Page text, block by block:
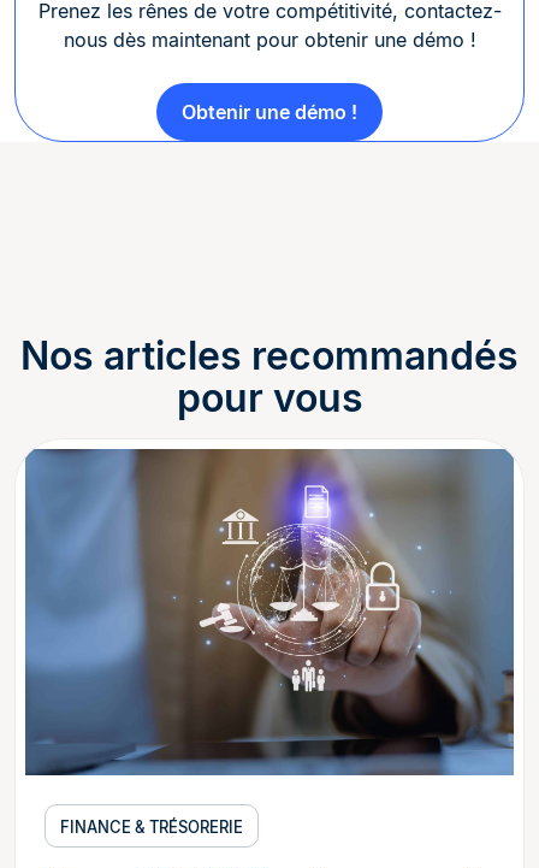
Prenez les rênes de votre compétitivité, contactez-
nous dès maintenant pour obtenir une démo !
Obtenir une démo !
Nos articles recommandés
pour vous
FINANCE & TRÉSORERIE